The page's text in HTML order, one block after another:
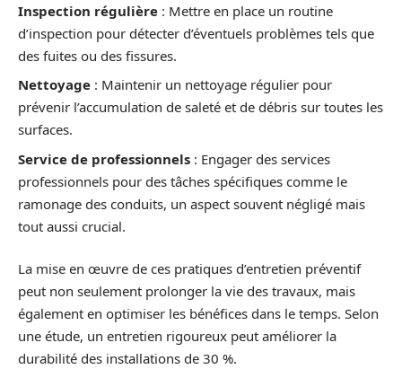
Inspection régulière : Mettre en place un routine
d’inspection pour détecter d’éventuels problèmes tels que
des fuites ou des fissures.
Nettoyage : Maintenir un nettoyage régulier pour
prévenir l’accumulation de saleté et de débris sur toutes les
surfaces.
Service de professionnels : Engager des services
professionnels pour des tâches spécifiques comme le
ramonage des conduits, un aspect souvent négligé mais
tout aussi crucial.
La mise en œuvre de ces pratiques d’entretien préventif
peut non seulement prolonger la vie des travaux, mais
également en optimiser les bénéfices dans le temps. Selon
une étude, un entretien rigoureux peut améliorer la
durabilité des installations de 30 %.